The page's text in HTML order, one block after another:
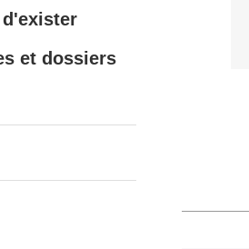
et dossiers